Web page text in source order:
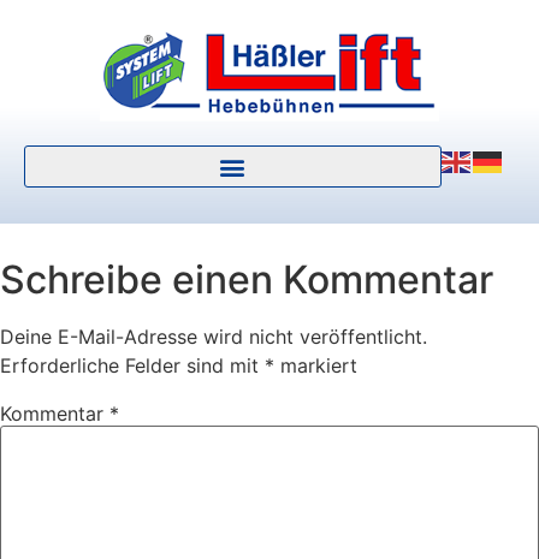
Schreibe einen Kommentar
Deine E-Mail-Adresse wird nicht veröffentlicht.
Erforderliche Felder sind mit * markiert
Kommentar *